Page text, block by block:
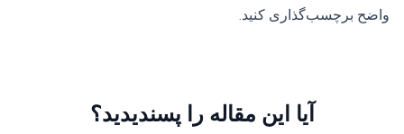
واضح برچسب‌گذاری کنید.
آیا این مقاله را پسندیدید؟